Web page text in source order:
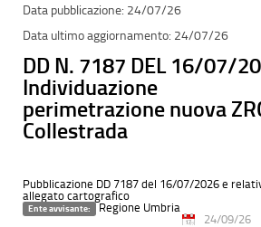
24/07/26
24/07/26
DD N. 7187 DEL 16/07/
Individuazione
perimetrazione nuova
Collestrada
Pubblicazione DD 7187 del 16/07/2026 e
allegato cartografico
Ente avvisante: Regione Umbria
24/09/26